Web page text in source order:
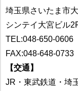
埼玉県さいたま市
シンテイ大宮ビル
TEL:048-650-0606
FAX:048-648-0733
【交通】
JR・東武鉄道・埼